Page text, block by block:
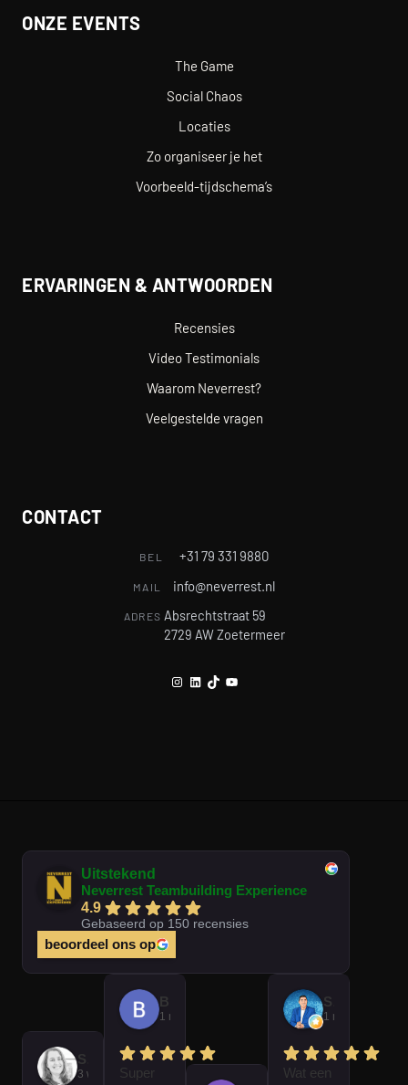
ONZE EVENTS
The Game
Social Chaos
Locaties
Zo organiseer je het
Voorbeeld-tijdschema’s
ERVARINGEN & ANTWOORDEN
Recensies
Video Testimonials
Waarom Neverrest?
Veelgestelde vragen
CONTACT
BEL +31 79 331 9880
MAIL info@neverrest.nl
ADRES Absrechtstraat 59
2729 AW Zoetermeer
Instagram
LinkedIn
TikTokYouTube
Uitstekend
Neverrest Teambuilding Experience
4.9
Gebaseerd op 150 recensies
beoordeel ons op
3 weken geleden
1 maand geleden
Super
1 maand
Wat een